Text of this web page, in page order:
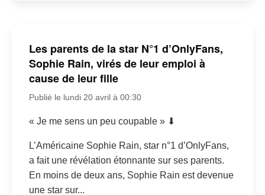
Les parents de la star N°1 d’OnlyFans,
Sophie Rain, virés de leur emploi à
cause de leur fille
Publié le lundi 20 avril à 00:30
« Je me sens un peu coupable » ⬇
L’Américaine Sophie Rain, star n°1 d’OnlyFans,
a fait une révélation étonnante sur ses parents.
En moins de deux ans, Sophie Rain est devenue
une star sur...